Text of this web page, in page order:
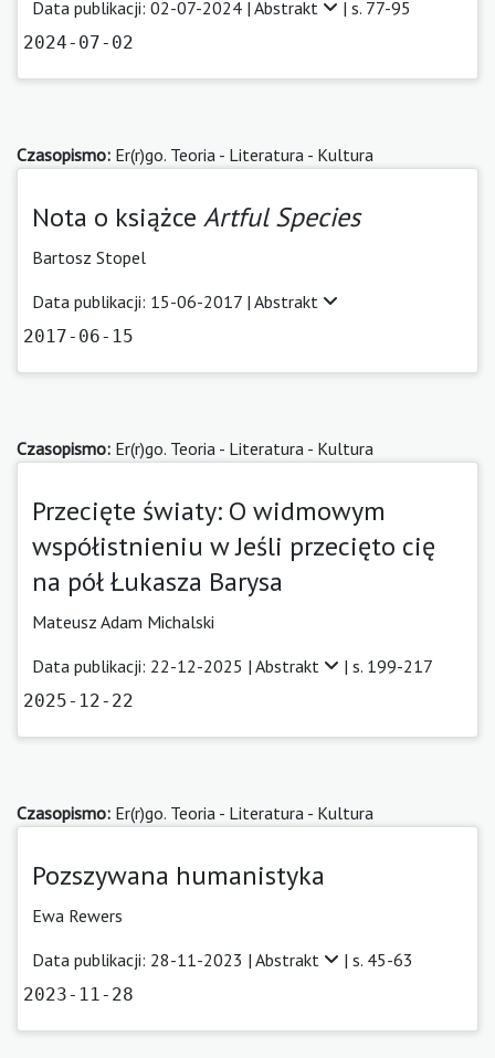
Data publikacji: 02-07-2024 | Abstrakt | s. 77-95
2024-07-02
Czasopismo: Er(r)go. Teoria - Literatura - Kultura
Nota o książce Artful Species
Bartosz Stopel
Data publikacji: 15-06-2017 | Abstrakt
2017-06-15
Czasopismo: Er(r)go. Teoria - Literatura - Kultura
Przecięte światy: O widmowym
współistnieniu w Jeśli przecięto cię
na pół Łukasza Barysa
Mateusz Adam Michalski
Data publikacji: 22-12-2025 | Abstrakt | s. 199-217
2025-12-22
Czasopismo: Er(r)go. Teoria - Literatura - Kultura
Pozszywana humanistyka
Ewa Rewers
Data publikacji: 28-11-2023 | Abstrakt | s. 45-63
2023-11-28